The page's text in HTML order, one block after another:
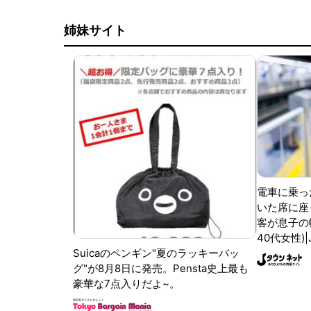
姉妹サイト
Suicaのペンギン"夏のラッキーバッ
グ"が8月8日に発売。Pensta史上最も
豪華な7点入りだよ~。
電車に乗
いた席に
客が息子
40代女性